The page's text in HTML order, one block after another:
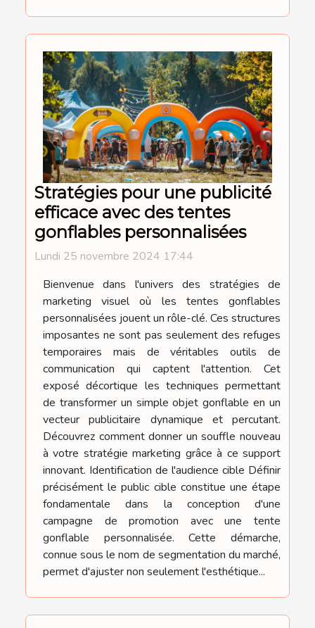
Stratégies pour une publicité
efficace avec des tentes
gonflables personnalisées
Lundi 25 novembre 2024 17:44
Bienvenue dans l'univers des stratégies de
marketing visuel où les tentes gonflables
personnalisées jouent un rôle-clé. Ces structures
imposantes ne sont pas seulement des refuges
temporaires mais de véritables outils de
communication qui captent l'attention. Cet
exposé décortique les techniques permettant
de transformer un simple objet gonflable en un
vecteur publicitaire dynamique et percutant.
Découvrez comment donner un souffle nouveau
à votre stratégie marketing grâce à ce support
innovant. Identification de l'audience cible Définir
précisément le public cible constitue une étape
fondamentale dans la conception d'une
campagne de promotion avec une tente
gonflable personnalisée. Cette démarche,
connue sous le nom de segmentation du marché,
permet d'ajuster non seulement l'esthétique...